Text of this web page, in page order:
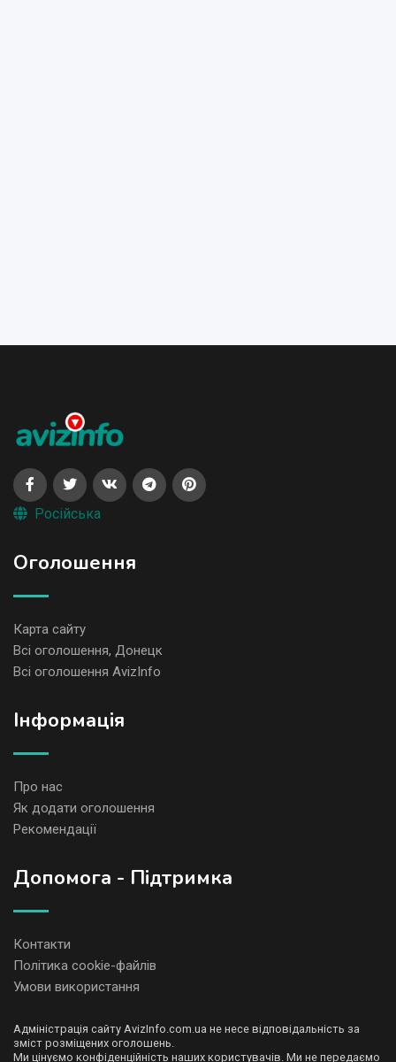
Російська
Оголошення
Карта сайту
Всі оголошення, Донецк
Всі оголошення AvizInfo
Iнформація
Про нас
Як додати оголошення
Рекомендації
Допомога - Підтримка
Контакти
Політика cookie-файлів
Умови використання
Адміністрація сайту AvizInfo.com.ua не несе відповідальність за
зміст розміщених оголошень.
Ми цінуємо конфіденційність наших користувачів. Ми не передаємо